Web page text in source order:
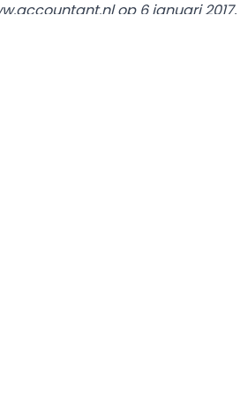
op 6 januari 2017,